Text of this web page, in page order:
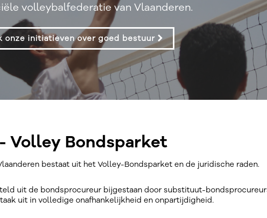
volleybalfederatie van Vlaanderen.
onze initiatieven over goed bestuur
Volley Bondsparket
bestaat uit het Volley-Bondsparket en de juridische raden.
uit de bondsprocureur bijgestaan door substituut-
uit in volledige onafhankelijkheid en onpartijdigheid.